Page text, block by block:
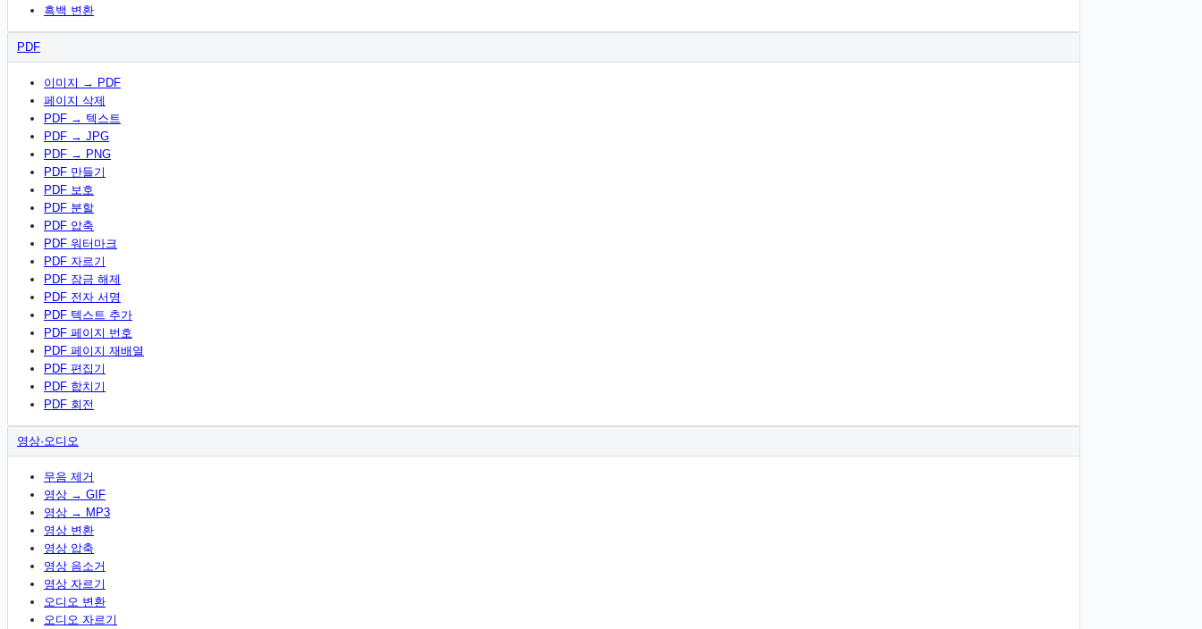
흑백 변환
PDF
이미지 → PDF
페이지 삭제
PDF → 텍스트
PDF → JPG
PDF → PNG
PDF 만들기
PDF 보호
PDF 분할
PDF 압축
PDF 워터마크
PDF 자르기
PDF 잠금 해제
PDF 전자 서명
PDF 텍스트 추가
PDF 페이지 번호
PDF 페이지 재배열
PDF 편집기
PDF 합치기
PDF 회전
영상·오디오
무음 제거
영상 → GIF
영상 → MP3
영상 변환
영상 압축
영상 음소거
영상 자르기
오디오 변환
오디오 자르기